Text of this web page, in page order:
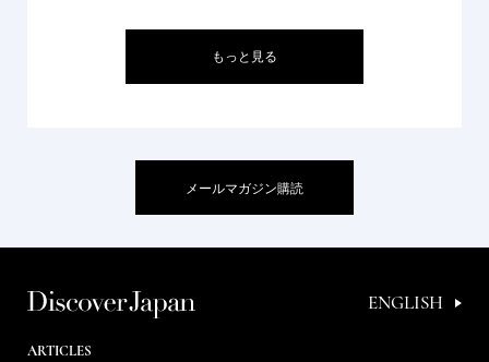
もっと見る
メールマガジン購読
ENGLISH
ARTICLES